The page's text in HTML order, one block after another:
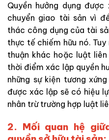
Quyền hưởng dụng
chuyển giao tài sản vì
thác công dụng của tài
thực tế chiếm hữu nó.
thuận khác hoặc luật
thời điểm xác lập quyền
những sự kiện tương
được xác lập sẽ có hiệu
nhân trừ trường hợp luật
2. Mối quan hệ